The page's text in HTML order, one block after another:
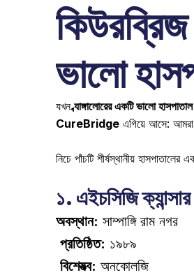
ভালো
যখন ব্যাঙ্গালোরের একটি ভালো হাসপাতাল
CureBridge এগিয়ে আসে: আমরা
নিচে পাঁচটি শীর্ষস্থানীয়
১. এইচসিজি
অবস্থান: সাম্পাঙ্গি রাম নগর
প্রতিষ্ঠিত: ১৯৮৯
বিশেষত্ব: অনকোলজি